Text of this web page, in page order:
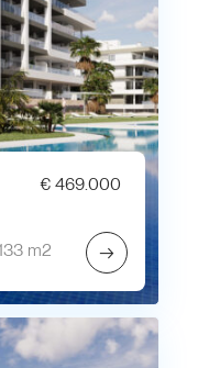
€ 469.000
m2 →